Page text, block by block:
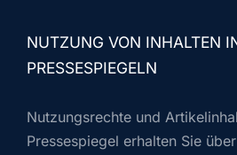
NUTZUNG VON INHALTEN
PRESSESPIEGELN
Nutzungsrechte und
Pressespiegel erhalten Sie